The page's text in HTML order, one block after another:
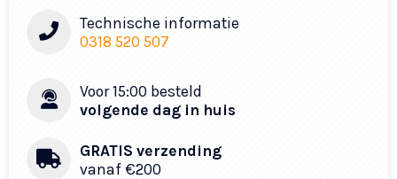
Technische informatie
0318 520 507
Voor 15:00 besteld
volgende dag in huis
GRATIS verzending
vanaf €200